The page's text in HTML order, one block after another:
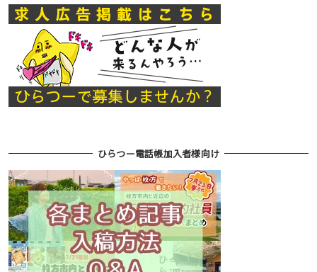
ひらつー電話帳加入者様向け